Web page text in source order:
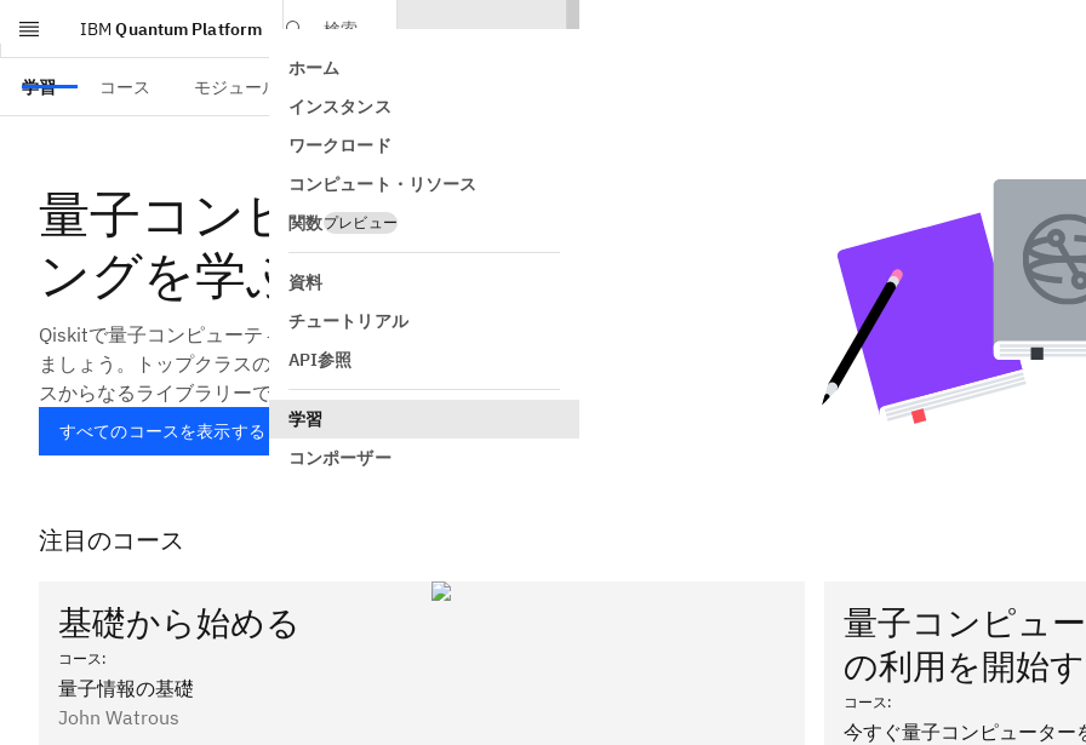
IBM Quantum Platform
検索
ホーム
インスタンス
ワークロード
コンピュート・リソース
関数プレビュー
資料
チュートリアル
API参照
学習
コンポーザー
学習 コース モジュール
量子コンピューティ
ングを学ぶ
Qiskitで量子コンピューティングの学習と応用を始め
ましょう。トップクラスの専門家による10以上のコー
スからなるライブラリーで学べます。
すべてのコースを表示する
注目のコース
基礎から始める
コース:
量子情報の基礎
John Watrous
量子コンピュ
の利用を開始
コース:
今すぐ量子コンピューター